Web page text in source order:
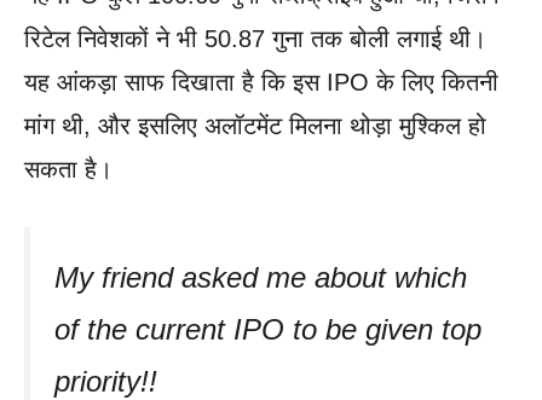
रिटेल निवेशकों ने भी 50.87 गुना तक बोली लगाई थी।
यह आंकड़ा साफ दिखाता है कि इस IPO के लिए कितनी
मांग थी, और इसलिए अलॉटमेंट मिलना थोड़ा मुश्किल हो
सकता है।
My friend asked me about which
of the current IPO to be given top
priority!!